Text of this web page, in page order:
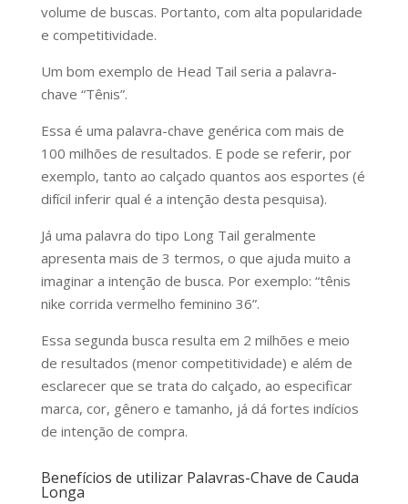
volume de buscas. Portanto, com alta popularidade
e competitividade.
Um bom exemplo de Head Tail seria a palavra-
chave “Tênis”.
Essa é uma palavra-chave genérica com mais de
100 milhões de resultados. E pode se referir, por
exemplo, tanto ao calçado quantos aos esportes (é
difícil inferir qual é a intenção desta pesquisa).
Já uma palavra do tipo Long Tail geralmente
apresenta mais de 3 termos, o que ajuda muito a
imaginar a intenção de busca. Por exemplo: “tênis
nike corrida vermelho feminino 36”.
Essa segunda busca resulta em 2 milhões e meio
de resultados (menor competitividade) e além de
esclarecer que se trata do calçado, ao especificar
marca, cor, gênero e tamanho, já dá fortes indícios
de intenção de compra.
Benefícios de utilizar Palavras-Chave de Cauda
Longa